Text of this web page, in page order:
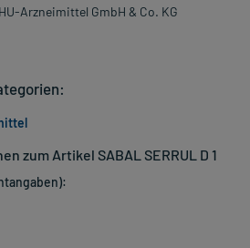
Arzneimittel GmbH & Co. KG
zum Artikel SABAL SERRUL D 1